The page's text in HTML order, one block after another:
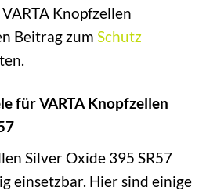
Knopfzellen
Beitrag zum Schutz
für VARTA Knopfzellen
Silver Oxide 395 SR57
einsetzbar. Hier sind einige